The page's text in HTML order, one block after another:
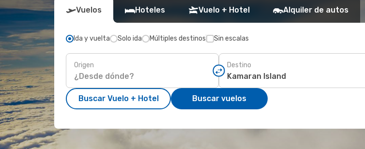
Vuelos Hoteles Vuelo + Hotel Alquiler de autos
Ida y vuelta Solo ida Múltiples destinos Sin escalas
Origen Destino
Buscar Vuelo + Hotel Buscar vuelos